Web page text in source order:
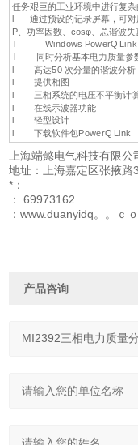
任务艰巨的工业环境中进行复杂
l 通过预设的记录屏幕，可对
P、功率因数、cosφ、总谐波失
l Windows PowerQ Link
l 同时分析基本电力质量参数
l 高达50 次分量的谐波分析
l 提供相图
l 三相系统的电压不平衡计
l 在线示波器功能
l 轻型设计
l 下载软件包PowerQ Link
上海端懿电气科技有限公
地址：上海嘉定区张掖路
*：
： 69973162
：www.duanyidq。。ｃ
产品咨询